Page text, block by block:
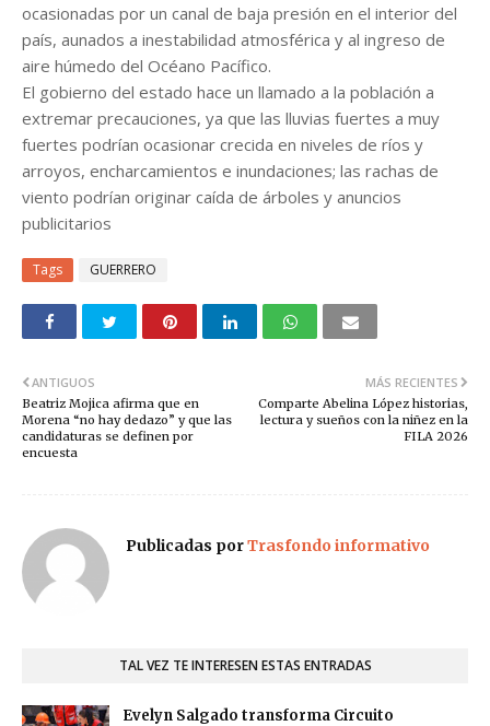
ocasionadas por un canal de baja presión en el interior del
país, aunados a inestabilidad atmosférica y al ingreso de
aire húmedo del Océano Pacífico.
El gobierno del estado hace un llamado a la población a
extremar precauciones, ya que las lluvias fuertes a muy
fuertes podrían ocasionar crecida en niveles de ríos y
arroyos, encharcamientos e inundaciones; las rachas de
viento podrían originar caída de árboles y anuncios
publicitarios
Tags GUERRERO
MÁS RECIENTES
Comparte Abelina López historias,
lectura y sueños con la niñez en la
FILA 2026
ANTIGUOS
Beatriz Mojica afirma que en
Morena “no hay dedazo” y que las
candidaturas se definen por
encuesta
Publicadas porTrasfondo informativo
TAL VEZ TE INTERESEN ESTAS ENTRADAS
Evelyn Salgado transforma Circuito